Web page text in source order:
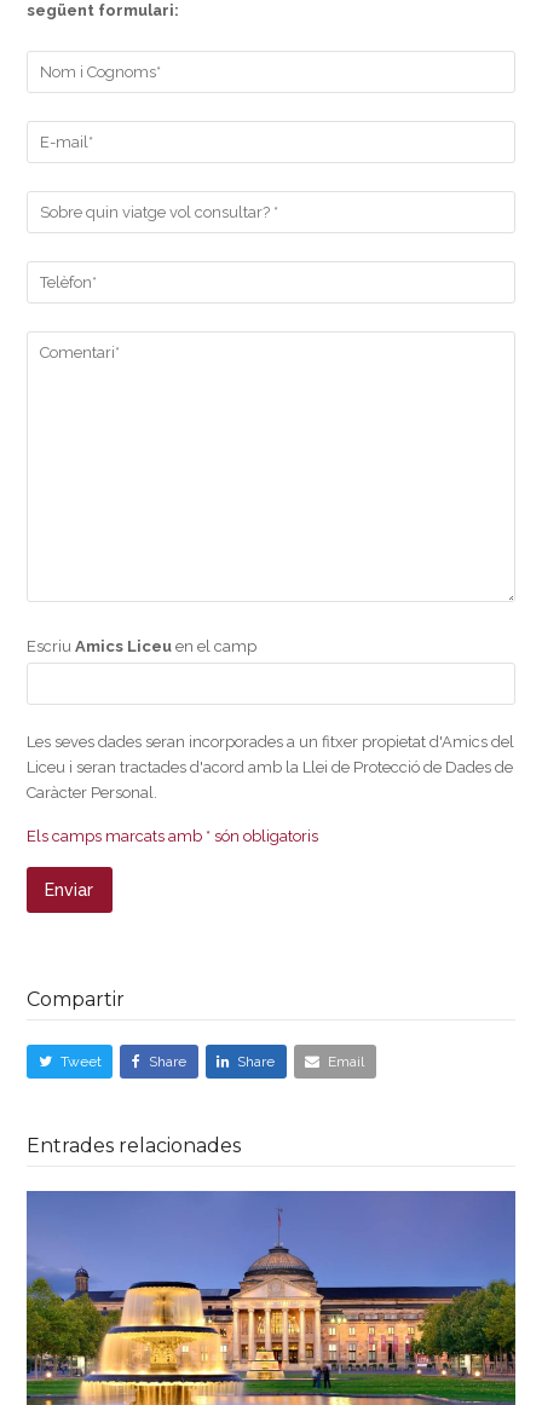
següent formulari:
EscriuAmics Liceu en el camp
Les seves dades seran incorporades a un fitxer propietat d'Amics del
Liceu i seran tractades d'acord amb la Llei de Protecció de Dades de
Caràcter Personal.
Els camps marcats amb * són obligatoris
Compartir
Tweet Share Share Email
Entrades relacionades